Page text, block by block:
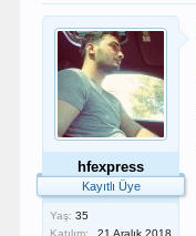
hfexpress
Kayıtlı Üye
Yaş: 35
Katılım:
21 Aralık 2018